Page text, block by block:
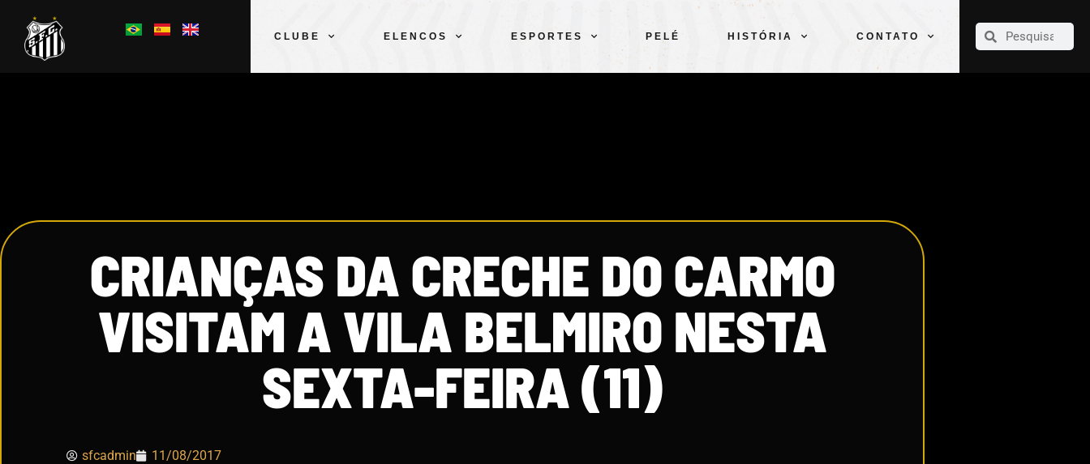
CLUBE ELENCOS ESPORTES PELÉ HISTÓRIA CONTATO
CLUBE
CRIANÇAS DA CRECHE DO CARMO
VISITAM A VILA BELMIRO NESTA
SEXTA-FEIRA (11)
sfcadmin 11/08/2017